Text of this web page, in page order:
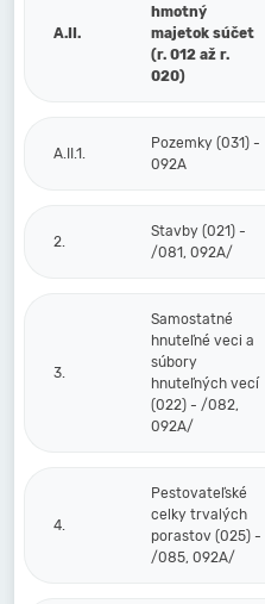
A.II.
hmotný
majetok súčet
(r. 012 až r.
020)
A.II.1.
Pozemky (031) -
092A
2.
Stavby (021) -
/081, 092A/
3.
Samostatné
hnuteľné veci a
súbory
hnuteľných vecí
(022) - /082,
092A/
4.
Pestovateľské
celky trvalých
porastov (025) -
/085, 092A/